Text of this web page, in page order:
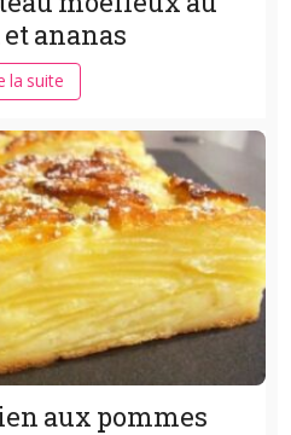
ananas
la suite
aux pommes